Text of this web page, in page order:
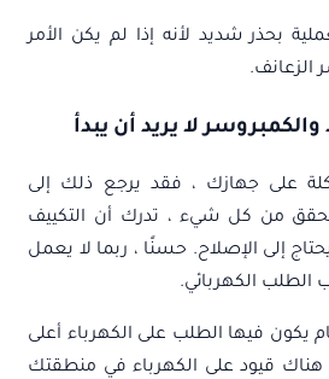
بحذر شديد لأنه إذا لم يكن الأمر
الزعانف.
والكمبروسر لا يريد أن يبدأ
على جهازك ، فقد يرجع ذلك إلى
من كل شيء ، تدرك أن التكييف
إلى الإصلاح. حسنًا ، ربما لا يعمل
الكهربائي.
يكون فيها الطلب على الكهرباء أعلى
هناك قيود على الكهرباء في منطقتك